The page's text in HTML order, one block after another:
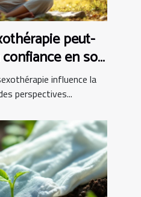
peut-
en soi
influence la
perspectives...